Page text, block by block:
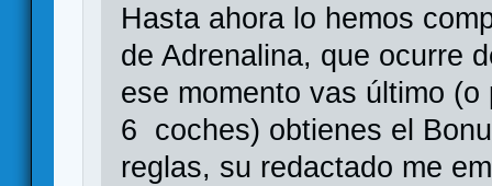
Hasta ahora lo hemos
de Adrenalina, que ocurre
ese momento vas último
6 coches) obtienes el
reglas, su redactado me